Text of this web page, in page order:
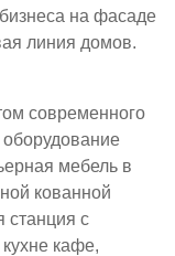
на фасаде
линия домов.
современного
мебель в
кованной
станция с
кафе,